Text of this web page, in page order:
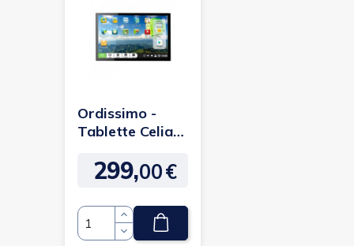
Ordissimo -
Tablette Celia
- Android 10 -...
Prix
299,00€
Quantité